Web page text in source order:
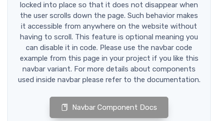
locked into place so that it does not disappear when
the user scrolls down the page. Such behavior makes
it accessible from anywhere on the website without
having to scroll. This feature is optional meaning you
can disable it in code. Please use the navbar code
example from this page in your project if you like this
navbar variant. For more details about components
used inside navbar please refer to the documentation.
Navbar Component Docs